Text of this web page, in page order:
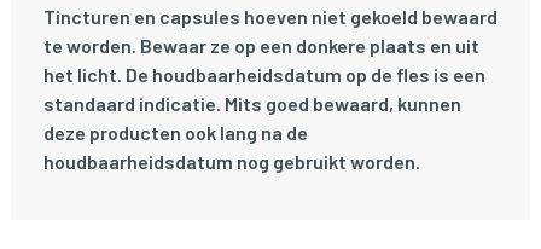
Tincturen en capsules hoeven niet gekoeld bewaard
te worden. Bewaar ze op een donkere plaats en uit
het licht. De houdbaarheidsdatum op de fles is een
standaard indicatie. Mits goed bewaard, kunnen
deze producten ook lang na de
houdbaarheidsdatum nog gebruikt worden.